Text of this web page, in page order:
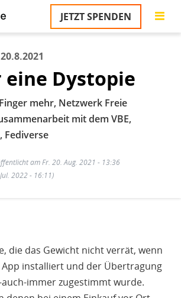
JETZT SPENDEN
Dystopie
mehr, Netzwerk Freie
mit dem VBE,
Fediverse
am Fr. 20. Aug. 2021 - 13:36
2022 - 16:11)
die das Gewicht nicht verrät, wenn
installiert und der Übertragung
immer zugestimmt wurde.